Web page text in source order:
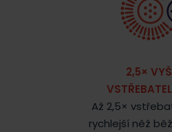
2,5×
Až 2,5×
rychlejší něž